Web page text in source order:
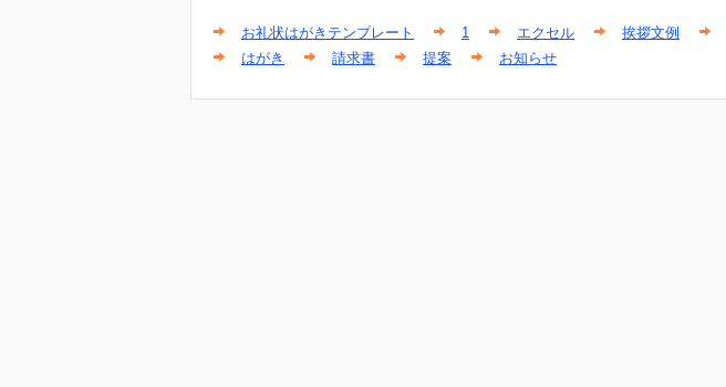
お礼状はがきテンプレート 1 エクセル 挨拶文例
はがき
請求書 提案 お知らせ